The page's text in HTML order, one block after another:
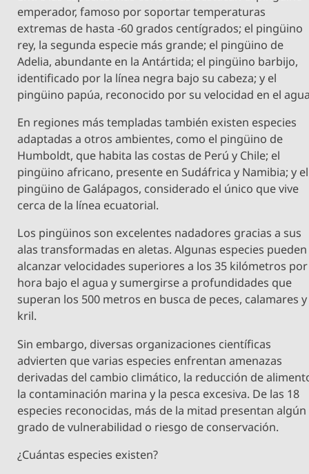
emperador, famoso por soportar temperaturas
extremas de hasta -60 grados centígrados; el pingüino
rey, la segunda especie más grande; el pingüino de
Adelia, abundante en la Antártida; el pingüino barbijo,
identificado por la línea negra bajo su cabeza; y el
pingüino papúa, reconocido por su velocidad en el
En regiones más templadas también existen especies
adaptadas a otros ambientes, como el pingüino de
Humboldt, que habita las costas de Perú y Chile; el
pingüino africano, presente en Sudáfrica y Namibia; y el
pingüino de Galápagos, considerado el único que vive
cerca de la línea ecuatorial.
Los pingüinos son excelentes nadadores gracias a sus
alas transformadas en aletas. Algunas especies pueden
alcanzar velocidades superiores a los 35 kilómetros por
hora bajo el agua y sumergirse a profundidades que
superan los 500 metros en busca de peces, calamares y
kril.
Sin embargo, diversas organizaciones científicas
advierten que varias especies enfrentan amenazas
derivadas del cambio climático, la reducción de
la contaminación marina y la pesca excesiva. De las 18
especies reconocidas, más de la mitad presentan algún
grado de vulnerabilidad o riesgo de conservación.
¿Cuántas especies existen?